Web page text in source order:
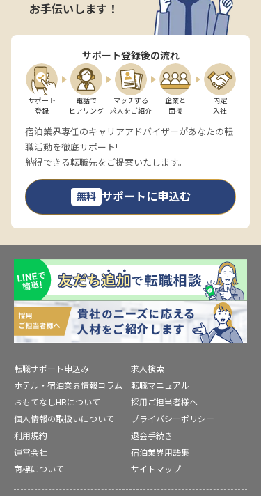
お手伝いします！
サポート登録後の流れ
サポート
登録
電話で
ヒアリング
マッチする
求人をご紹介
企業と
面接
内定
入社
宿泊業界専任のキャリアアドバイザーがあなたの転
職活動を徹底サポート!
納得できる転職先をご提案いたします。
無料 サポートに申込む
転職サポート申込み
求人検索
ホテル・宿泊業界情報コラム
転職マニュアル
おもてなしHRについて
採用ご担当者様へ
個人情報の取扱いについて
プライバシーポリシー
利用規約
退会手続き
運営会社
宿泊業界用語集
商標について
サイトマップ